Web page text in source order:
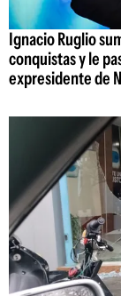
Ignacio Ruglio
conquistas y le
expresidente de